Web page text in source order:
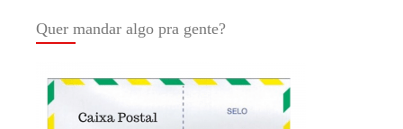
Quer mandar algo pra gente?